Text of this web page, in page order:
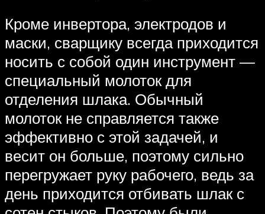
Кроме инвертора, электродов и
маски, сварщику всегда приходится
носить с собой один инструмент —
специальный молоток для
отделения шлака. Обычный
молоток не справляется также
эффективно с этой задачей, и
весит он больше, поэтому сильно
перегружает руку рабочего, ведь за
день приходится отбивать шлак с